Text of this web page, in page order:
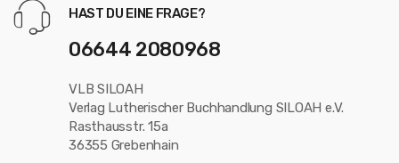
HAST DU EINE FRAGE?
06644 2080968
VLB SILOAH
Verlag Lutherischer Buchhandlung SILOAH e.V.
Rasthausstr. 15a
36355 Grebenhain